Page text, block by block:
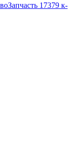
17379 к-